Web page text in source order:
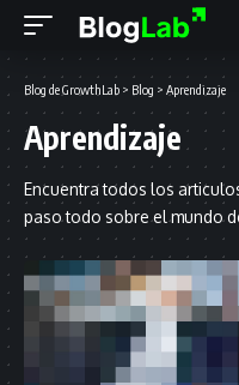
Blog de GrowthLab > Blog > Aprendizaje
Aprendizaje
Encuentra todos los
paso todo sobre el mundo